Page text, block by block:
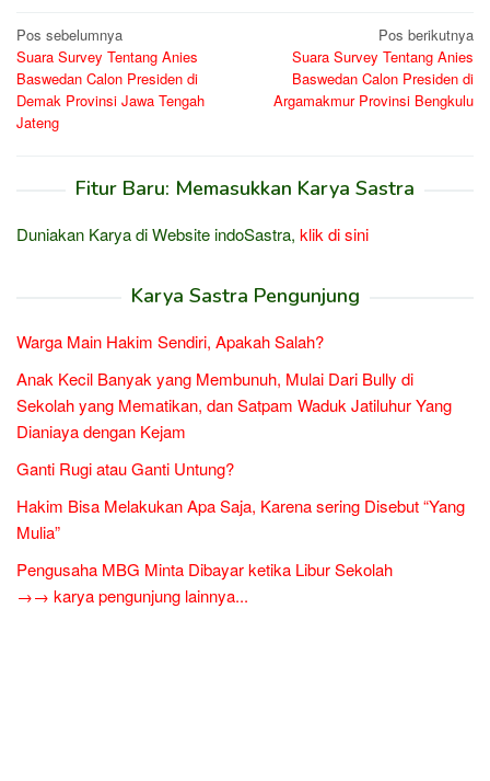
Navigasi
pos
Pos sebelumnya
Suara Survey Tentang Anies
Baswedan Calon Presiden di
Demak Provinsi Jawa Tengah
Jateng
Pos berikutnya
Suara Survey Tentang Anies
Baswedan Calon Presiden di
Argamakmur Provinsi Bengkulu
Fitur Baru: Memasukkan Karya Sastra
Duniakan Karya di Website indoSastra, klik di sini
Karya Sastra Pengunjung
Warga Main Hakim Sendiri, Apakah Salah?
Anak Kecil Banyak yang Membunuh, Mulai Dari Bully di
Sekolah yang Mematikan, dan Satpam Waduk Jatiluhur Yang
Dianiaya dengan Kejam
Ganti Rugi atau Ganti Untung?
Hakim Bisa Melakukan Apa Saja, Karena sering Disebut “Yang
Mulia”
Pengusaha MBG Minta Dibayar ketika Libur Sekolah
→→ karya pengunjung lainnya...